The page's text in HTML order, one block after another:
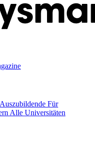
Für
Alle Universitäten